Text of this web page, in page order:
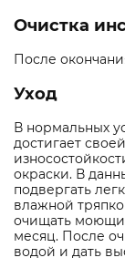
Очистка
После
Уход
В нормальных
достигает
окраски. В
подвергать
влажной
очищать
месяц. После
водой и дать